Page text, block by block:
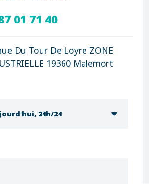
01 71 40
Du Tour De Loyre ZONE
19360 Malemort
24h/24